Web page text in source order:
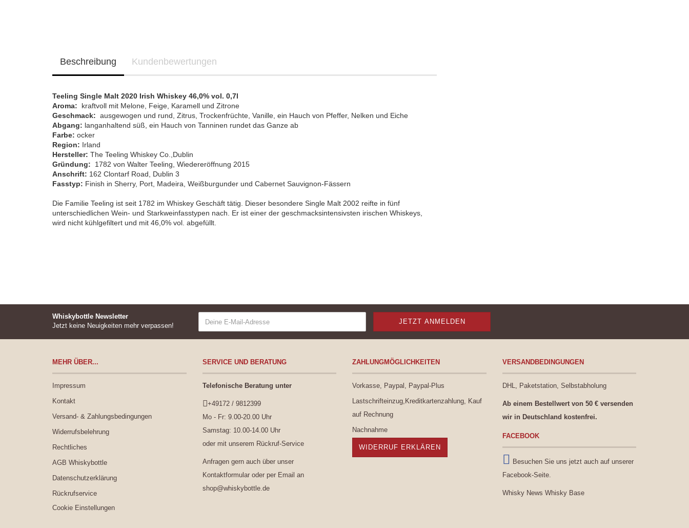
Beschreibung Kundenbewertungen
Teeling Single Malt 2020 Irish Whiskey 46,0% vol. 0,7l
Aroma: kraftvoll mit Melone, Feige, Karamell und Zitrone
Geschmack: ausgewogen und rund, Zitrus, Trockenfrüchte, Vanille, ein Hauch von Pfeffer, Nelken und Eiche
Abgang: langanhaltend süß, ein Hauch von Tanninen rundet das Ganze ab
Farbe: ocker
Region: Irland
Hersteller: The Teeling Whiskey Co.,Dublin
Gründung: 1782 von Walter Teeling, Wiedereröffnung 2015
Anschrift: 162 Clontarf Road, Dublin 3
Fasstyp: Finish in Sherry, Port, Madeira, Weißburgunder und Cabernet Sauvignon-Fässern
Die Familie Teeling ist seit 1782 im Whiskey Geschäft tätig. Dieser besondere Single Malt 2002 reifte in fünf
unterschiedlichen Wein- und Starkweinfasstypen nach. Er ist einer der geschmacksintensivsten irischen Whiskeys,
wird nicht kühlgefiltert und mit 46,0% vol. abgefüllt.
Whiskybottle Newsletter
Jetzt keine Neuigkeiten mehr verpassen!
MEHR ÜBER...
Impressum
Kontakt
Versand- & Zahlungsbedingungen
Widerrufsbelehrung
Rechtliches
AGB Whiskybottle
Datenschutzerklärung
Rückrufservice
Cookie Einstellungen
SERVICE UND BERATUNG
Telefonische Beratung unter
+49172 / 9812399
Mo - Fr: 9.00-20.00 Uhr
Samstag: 10.00-14.00 Uhr
oder mit unserem Rückruf-Service
Anfragen gern auch über unser
Kontaktformularoder per Email an
shop@whiskybottle.de
ZAHLUNGMÖGLICHKEITEN
Vorkasse, Paypal, Paypal-Plus
Lastschrifteinzug,Kreditkartenzahlung, Kauf
auf Rechnung
Nachnahme
WIDERRUF ERKLÄREN
VERSANDBEDINGUNGEN
DHL, Paketstation, Selbstabholung
Ab einem Bestellwert von 50 € versenden
wir in Deutschland kostenfrei.
FACEBOOK
Besuchen Sie uns jetzt auch auf unserer
Facebook-Seite.
Whisky News Whisky Base